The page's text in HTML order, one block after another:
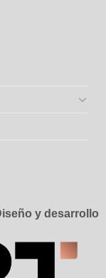
y desarrollo